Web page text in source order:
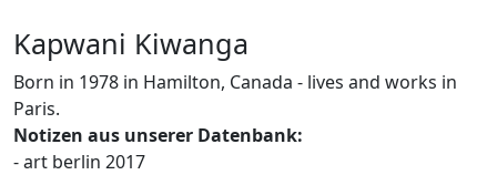
Kapwani Kiwanga
Born in 1978 in Hamilton, Canada - lives and works in
Paris.
Notizen aus unserer Datenbank:
- art berlin 2017